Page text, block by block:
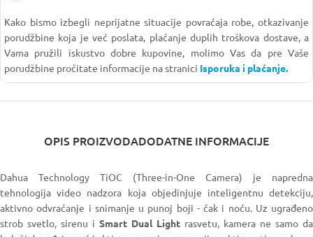
Kako bismo izbegli neprijatne situacije povraćaja robe, otkazivanje
porudžbine koja je već poslata, plaćanje duplih troškova dostave, a
Vama pružili iskustvo dobre kupovine, molimo Vas da pre Vaše
porudžbine pročitate informacije na stranici Isporuka i plaćanje.
OPIS PROIZVODADODATNE INFORMACIJE
Dahua Technology TiOC (Three-in-One Camera) je napredna
tehnologija video nadzora koja objedinjuje inteligentnu detekciju,
aktivno odvraćanje i snimanje u punoj boji - čak i noću. Uz ugrađeno
strob svetlo, sirenu i Smart Dual Light rasvetu, kamera ne samo da